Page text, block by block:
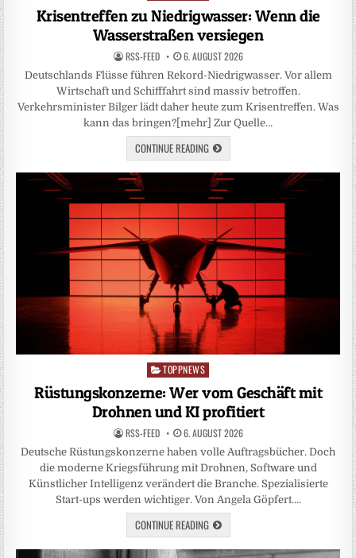
in
Krisentreffen zu Niedrigwasser: Wenn die
Wasserstraßen versiegen
RSS-FEED 6. AUGUST 2026
Deutschlands Flüsse führen Rekord-Niedrigwasser. Vor allem
Wirtschaft und Schifffahrt sind massiv betroffen.
Verkehrsminister Bilger lädt daher heute zum Krisentreffen. Was
kann das bringen?[mehr] Zur Quelle…
CONTINUE READING
Posted
TOPPNEWS
Rüstungskonzerne: Wer vom Geschäft mit
Drohnen und KI profitiert
RSS-FEED 6. AUGUST 2026
Deutsche Rüstungskonzerne haben volle Auftragsbücher. Doch
die moderne Kriegsführung mit Drohnen, Software und
Künstlicher Intelligenz verändert die Branche. Spezialisierte
Start-ups werden wichtiger. Von Angela Göpfert….
CONTINUE READING